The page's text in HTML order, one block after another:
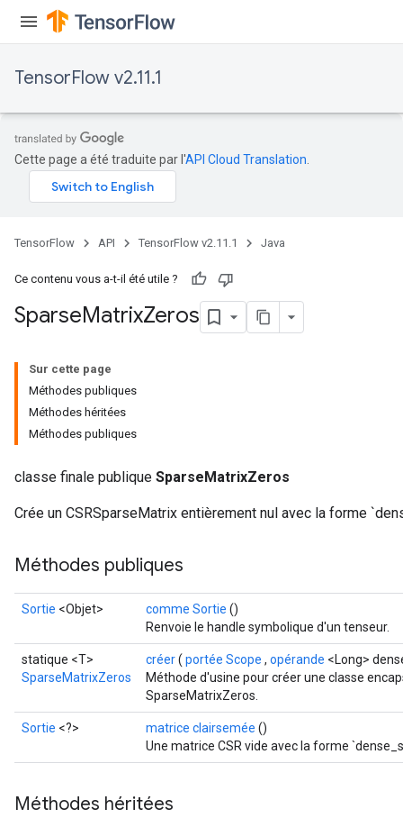
TensorFlow v2.11.1
Cette page a été traduite par l'API Cloud Translation
TensorFlow API TensorFlow v2.11.1 Java
Ce contenu vous a-t-il été utile ?
SparseMatrixZeros
Sur cette page
Méthodes publiques
Méthodes héritées
Méthodes publiques
classe finale publique SparseMatrixZeros
Crée un CSRSparseMatrix entièrement nul avec la forme
Méthodes publiques
Sortie <Objet> comme Sortie ()
Renvoie le handle symbolique d'un tenseur.
statique <T>
SparseMatrixZeros
créer( portée Scope , opérande <Long>
Méthode d'usine pour créer une classe
SparseMatrixZeros.
Sortie <?> matrice clairsemée ()
Une matrice CSR vide avec la forme
Méthodes héritées